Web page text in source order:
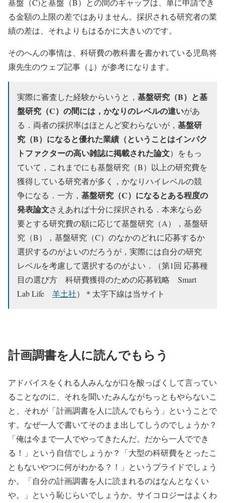
る金額の上限の差ではありません。採択される研究者の業
績の差は、それよりもはるかに大きいのです。
そのへんの事情は、科研費の教科書を書かれている児島将
康先生のウェブ記事（↓）が参考になります。
実際に審査した経験からいうと， 基盤研究（B）と基
盤研究（C）の間には，かなりのレベルの違いがあ
る．両者の採択率はほとんど変わらないが， 基盤研
究（B）になると優れた業績（ということはインパク
トファクターの高い雑誌に掲載された論文）をもっ
ていて，これまでにも基盤研究（B）以上の研究費を
獲得している研究者が多く，かなりハイレベルの競
争になる．一方， 基盤研究（C）になるとある程度の
発表論文さえあれば十分に採択される． 本来なら必
要とする研究費の額に応じて基盤研究（A），基盤研
究（B），基盤研究（C）のなかのどれに応募するか
選択するのがよいのだろうが，実際には自分の研究
レベルを考慮して選択するのがよい．（第1回 応募種
目の選び方 科研費獲得のための応募戦略 Smart
Lab Life 羊土社）＊太字下線は当サイト
計画調書を人に読んでもらう
アドバイスをくれる人みんなが口を酸っぱくして言ってい
ることなのに、それを聞いたみんながちっともやらないこ
と、それが「計画調書を人に読んでもらう」ということで
す。なぜ一人で書いてそのまま出してしうのでしょうか？
「俺は今まで一人でやってきたんだ。だから一人ででき
る！」という自信でしょうか？「大型の科研費をとったこ
ともないやつに何がわかる？！」というプライドでしょう
か。「自分の計画調書を人に読まれるのはなんとなくい
や。」という恥じらいでしょうか。サイコロジーはよくわ